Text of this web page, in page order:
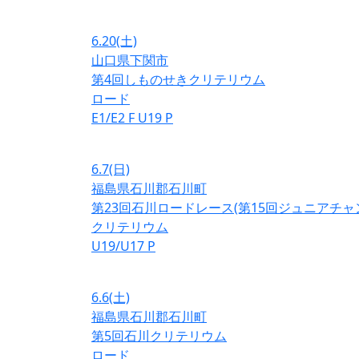
6.20(土)
山口県下関市
第4回しものせきクリテリウム
ロード
E1/E2 F U19 P
6.7(日)
福島県石川郡石川町
第23回石川ロードレース(第15回ジュニアチャ
クリテリウム
U19/U17 P
6.6(土)
福島県石川郡石川町
第5回石川クリテリウム
ロード